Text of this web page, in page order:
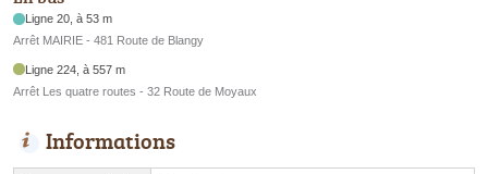
Ligne 20, à 53 m
Arrêt MAIRIE - 481 Route de Blangy
Ligne 224, à 557 m
Arrêt Les quatre routes - 32 Route de Moyaux
Informations